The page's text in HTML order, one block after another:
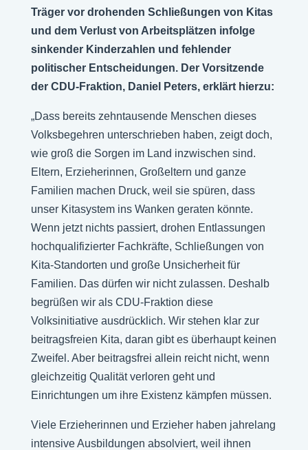
Träger vor drohenden Schließungen von Kitas
und dem Verlust von Arbeitsplätzen infolge
sinkender Kinderzahlen und fehlender
politischer Entscheidungen. Der Vorsitzende
der CDU-Fraktion, Daniel Peters, erklärt hierzu:
„Dass bereits zehntausende Menschen dieses
Volksbegehren unterschrieben haben, zeigt doch,
wie groß die Sorgen im Land inzwischen sind.
Eltern, Erzieherinnen, Großeltern und ganze
Familien machen Druck, weil sie spüren, dass
unser Kitasystem ins Wanken geraten könnte.
Wenn jetzt nichts passiert, drohen Entlassungen
hochqualifizierter Fachkräfte, Schließungen von
Kita-Standorten und große Unsicherheit für
Familien. Das dürfen wir nicht zulassen. Deshalb
begrüßen wir als CDU-Fraktion diese
Volksinitiative ausdrücklich. Wir stehen klar zur
beitragsfreien Kita, daran gibt es überhaupt keinen
Zweifel. Aber beitragsfrei allein reicht nicht, wenn
gleichzeitig Qualität verloren geht und
Einrichtungen um ihre Existenz kämpfen müssen.
Viele Erzieherinnen und Erzieher haben jahrelang
intensive Ausbildungen absolviert, weil ihnen